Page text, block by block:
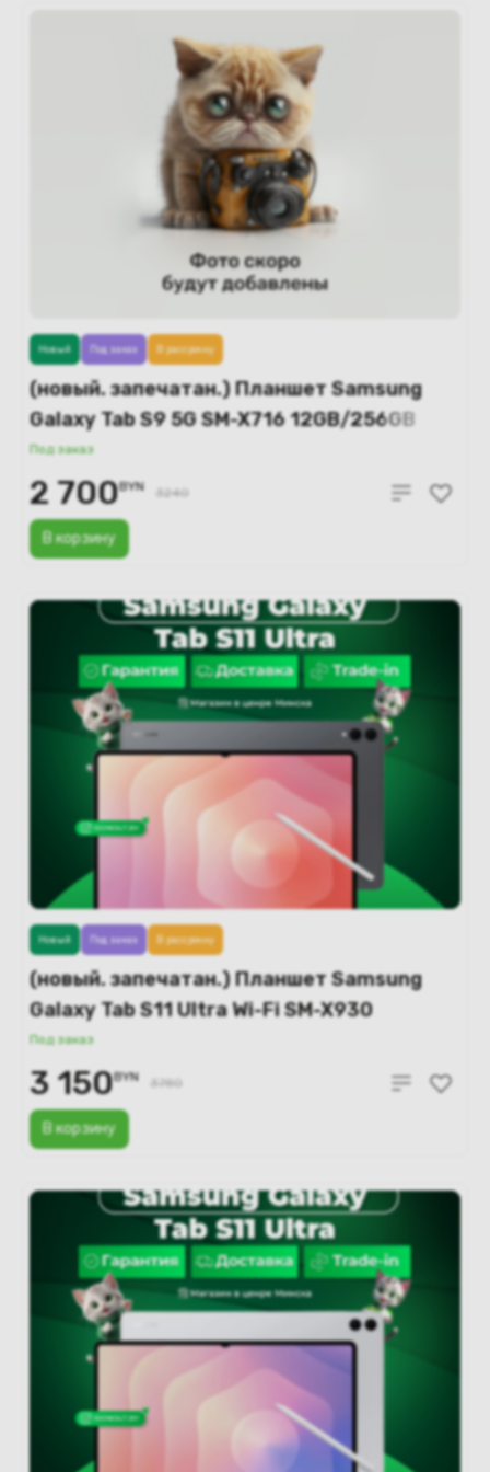
(новый. запечатан.) Планшет Samsung
Galaxy Tab S9 5G SM-X716 12GB/256GB
(бежевый)
Под заказ
В корзину
Новый Под заказ В рассрочку
2 700BYN 3240
(новый. запечатан.) Планшет Samsung
Galaxy Tab S11 Ultra Wi-Fi SM-X930
12GB/256GB (серый)
Под заказ
В корзину
Новый Под заказ В рассрочку
3 150BYN 3780